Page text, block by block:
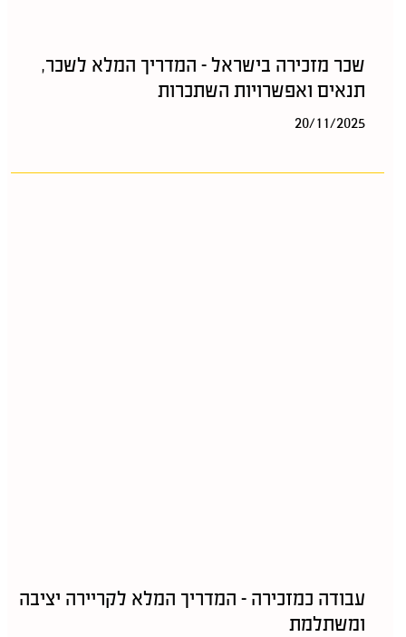
שכר מזכירה בישראל – המדריך המלא לשכר,
תנאים ואפשרויות השתכרות
20/11/2025
עבודה כמזכירה – המדריך המלא לקריירה יציבה
ומשתלמת